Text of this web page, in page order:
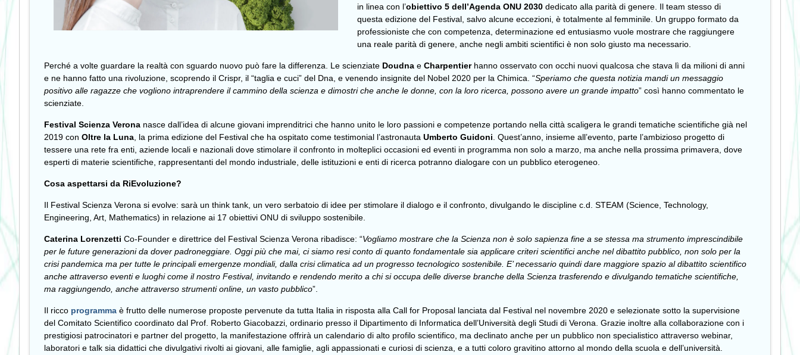
in linea con l’obiettivo 5 dell’Agenda ONU 2030 dedicato alla parità di genere. Il team stesso di
questa edizione del Festival, salvo alcune eccezioni, è totalmente al femminile. Un gruppo formato da
professioniste che con competenza, determinazione ed entusiasmo vuole mostrare che raggiungere
una reale parità di genere, anche negli ambiti scientifici è non solo giusto ma necessario.
Perché a volte guardare la realtà con sguardo nuovo può fare la differenza. Le scienziate Doudna e Charpentier hanno osservato con occhi nuovi qualcosa che stava lì da milioni di anni
e ne hanno fatto una rivoluzione, scoprendo il Crispr, il “taglia e cuci” del Dna, e venendo insignite del Nobel 2020 per la Chimica. “Speriamo che questa notizia mandi un messaggio
positivo alle ragazze che vogliono intraprendere il cammino della scienza e dimostri che anche le donne, con la loro ricerca, possono avere un grande impatto” così hanno commentato le
scienziate.
Festival Scienza Verona nasce dall’idea di alcune giovani imprenditrici che hanno unito le loro passioni e competenze portando nella città scaligera le grandi tematiche scientifiche già nel
2019 con Oltre la Luna , la prima edizione del Festival che ha ospitato come testimonial l’astronauta Umberto Guidoni . Quest’anno, insieme all’evento, parte l’ambizioso progetto di
tessere una rete fra enti, aziende locali e nazionali dove stimolare il confronto in molteplici occasioni ed eventi in programma non solo a marzo, ma anche nella prossima primavera, dove
esperti di materie scientifiche, rappresentanti del mondo industriale, delle istituzioni e enti di ricerca potranno dialogare con un pubblico eterogeneo.
Cosa aspettarsi da RiEvoluzione?
Il Festival Scienza Verona si evolve: sarà un think tank, un vero serbatoio di idee per stimolare il dialogo e il confronto, divulgando le discipline c.d. STEAM (Science, Technology,
Engineering, Art, Mathematics) in relazione ai 17 obiettivi ONU di sviluppo sostenibile.
Caterina Lorenzetti Co-Founder e direttrice del Festival Scienza Verona ribadisce: “Vogliamo mostrare che la Scienza non è solo sapienza fine a se stessa ma strumento imprescindibile
per le future generazioni da dover padroneggiare. Oggi più che mai, ci siamo resi conto di quanto fondamentale sia applicare criteri scientifici anche nel dibattito pubblico, non solo per la
crisi pandemica ma per tutte le principali emergenze mondiali, dalla crisi climatica ad un progresso tecnologico sostenibile. E’ necessario quindi dare maggiore spazio al dibattito scientifico
anche attraverso eventi e luoghi come il nostro Festival, invitando e rendendo merito a chi si occupa delle diverse branche della Scienza trasferendo e divulgando tematiche scientifiche,
ma raggiungendo, anche attraverso strumenti online, un vasto pubblico”.
Il ricco programma è frutto delle numerose proposte pervenute da tutta Italia in risposta alla Call for Proposal lanciata dal Festival nel novembre 2020 e selezionate sotto la supervisione
del Comitato Scientifico coordinato dal Prof. Roberto Giacobazzi, ordinario presso il Dipartimento di Informatica dell’Università degli Studi di Verona. Grazie inoltre alla collaborazione con i
prestigiosi patrocinatori e partner del progetto, la manifestazione offrirà un calendario di alto profilo scientifico, ma declinato anche per un pubblico non specialistico attraverso webinar,
laboratori e talk sia didattici che divulgativi rivolti ai giovani, alle famiglie, agli appassionati e curiosi di scienza, e a tutti coloro gravitino attorno al mondo della scuola e dell’università.